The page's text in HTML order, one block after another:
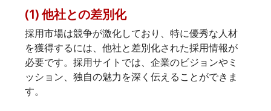
(1) 他社との差別化
採用市場は競争が激化しており、特に優秀な人材
を獲得するには、他社と差別化された採用情報が
必要です。採用サイトでは、企業のビジョンやミ
ッション、独自の魅力を深く伝えることができま
す。